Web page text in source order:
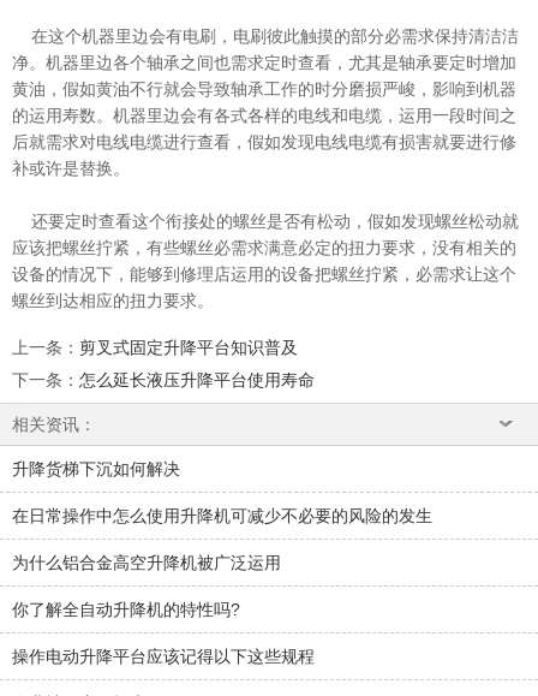
在这个机器里边会有电刷，电刷彼此触摸的部分必需求保持清洁洁
净。机器里边各个轴承之间也需求定时查看，尤其是轴承要定时增加
黄油，假如黄油不行就会导致轴承工作的时分磨损严峻，影响到机器
的运用寿数。机器里边会有各式各样的电线和电缆，运用一段时间之
后就需求对电线电缆进行查看，假如发现电线电缆有损害就要进行修
补或许是替换。
还要定时查看这个衔接处的螺丝是否有松动，假如发现螺丝松动就
应该把螺丝拧紧，有些螺丝必需求满意必定的扭力要求，没有相关的
设备的情况下，能够到修理店运用的设备把螺丝拧紧，必需求让这个
螺丝到达相应的扭力要求。
上一条 ： 剪叉式固定升降平台知识普及
下一条 ： 怎么延长液压升降平台使用寿命
相关资讯：
升降货梯下沉如何解决
在日常操作中怎么使用升降机可减少不必要的风险的发生
为什么铝合金高空升降机被广泛运用
你了解全自动升降机的特性吗?
操作电动升降平台应该记得以下这些规程